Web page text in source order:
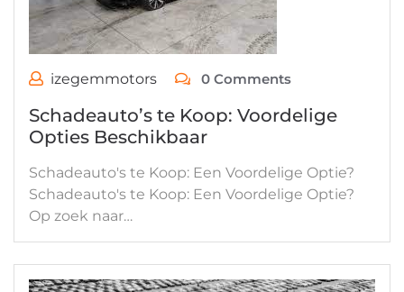
izegemmotors 0 Comments
Schadeauto’s te Koop: Voordelige
Opties Beschikbaar
Schadeauto's te Koop: Een Voordelige Optie?
Schadeauto's te Koop: Een Voordelige Optie?
Op zoek naar…